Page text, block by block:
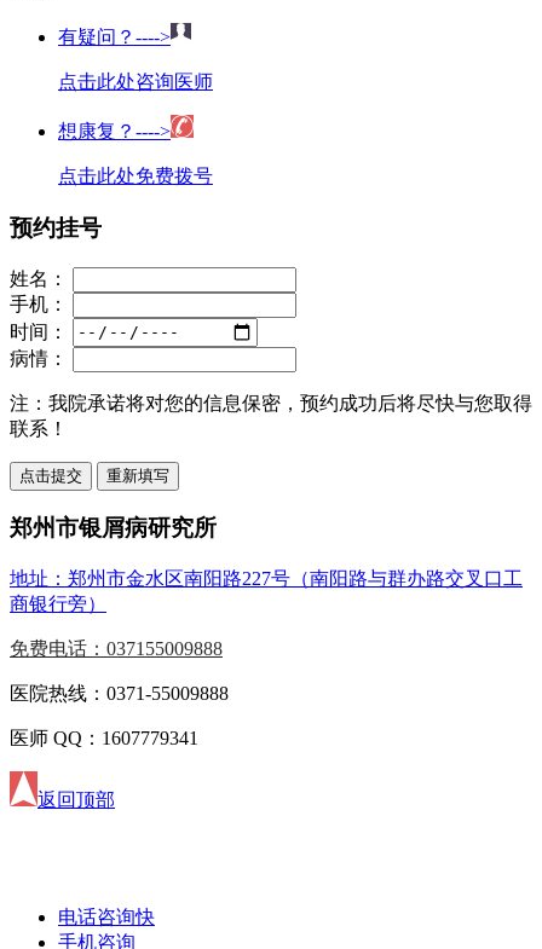
有疑问？---->
点击此处咨询医师
想康复？---->
点击此处免费拨号
预约挂号
姓名：
手机：
时间：
病情：
注： 我院承诺将对您的信息保密，预约成功后将尽快与您取得
联系！
郑州市银屑病研究所
地址：郑州市金水区南阳路227号（南阳路与群办路交叉口工
商银行旁）
免费电话：037155009888
医院热线：0371-55009888
医师 QQ：1607779341
返回顶部
电话咨询快
手机咨询